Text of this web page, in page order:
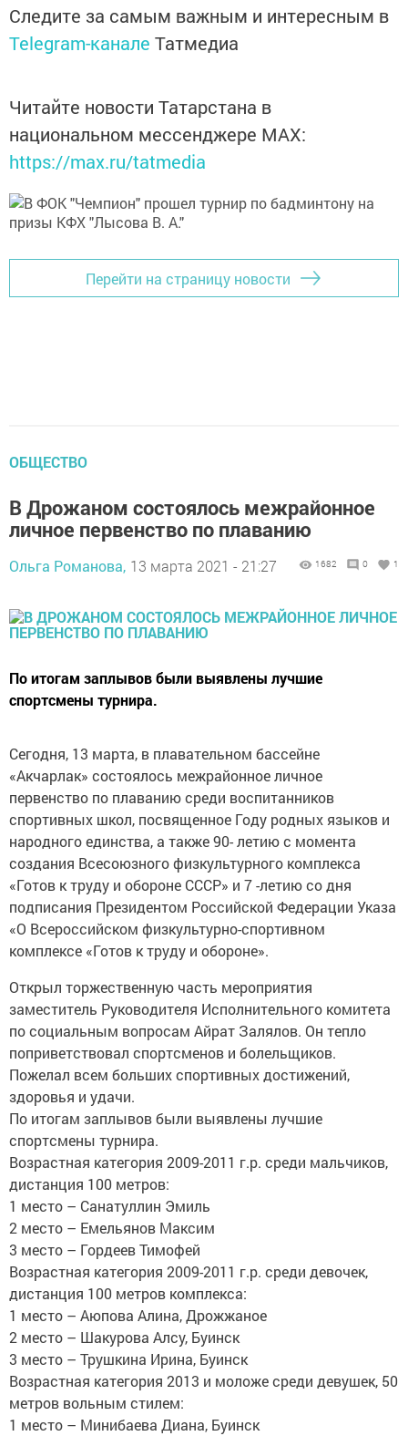
Следите за самым важным и интересным в
Telegram-канале Татмедиа
Читайте новости Татарстана в
национальном мессенджере MАХ:
https://max.ru/tatmedia
Перейти на страницу новости
ОБЩЕСТВО
В Дрожаном состоялось межрайонное
личное первенство по плаванию
Ольга Романова, 13 марта 2021 - 21:27 1682 0 1
По итогам заплывов были выявлены лучшие
спортсмены турнира.
Сегодня, 13 марта, в плавательном бассейне
«Акчарлак» состоялось межрайонное личное
первенство по плаванию среди воспитанников
спортивных школ, посвященное Году родных языков и
народного единства, а также 90- летию с момента
создания Всесоюзного физкультурного комплекса
«Готов к труду и обороне СССР» и 7 -летию со дня
подписания Президентом Российской Федерации Указа
«О Всероссийском физкультурно-спортивном
комплексе «Готов к труду и обороне».
Открыл торжественную часть мероприятия
заместитель Руководителя Исполнительного комитета
по социальным вопросам Айрат Залялов. Он тепло
поприветствовал спортсменов и болельщиков.
Пожелал всем больших спортивных достижений,
здоровья и удачи.
По итогам заплывов были выявлены лучшие
спортсмены турнира.
Возрастная категория 2009-2011 г.р. среди мальчиков,
дистанция 100 метров:
1 место – Санатуллин Эмиль
2 место – Емельянов Максим
3 место – Гордеев Тимофей
Возрастная категория 2009-2011 г.р. среди девочек,
дистанция 100 метров комплекса:
1 место – Аюпова Алина, Дрожжаное
2 место – Шакурова Алсу, Буинск
3 место – Трушкина Ирина, Буинск
Возрастная категория 2013 и моложе среди девушек, 50
метров вольным стилем:
1 место – Минибаева Диана, Буинск